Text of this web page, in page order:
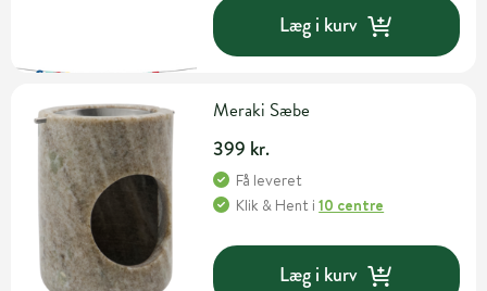
Læg i kurv
Meraki Sæbe
399 kr.
Få leveret
Klik & Hent i10 centre
Læg i kurv